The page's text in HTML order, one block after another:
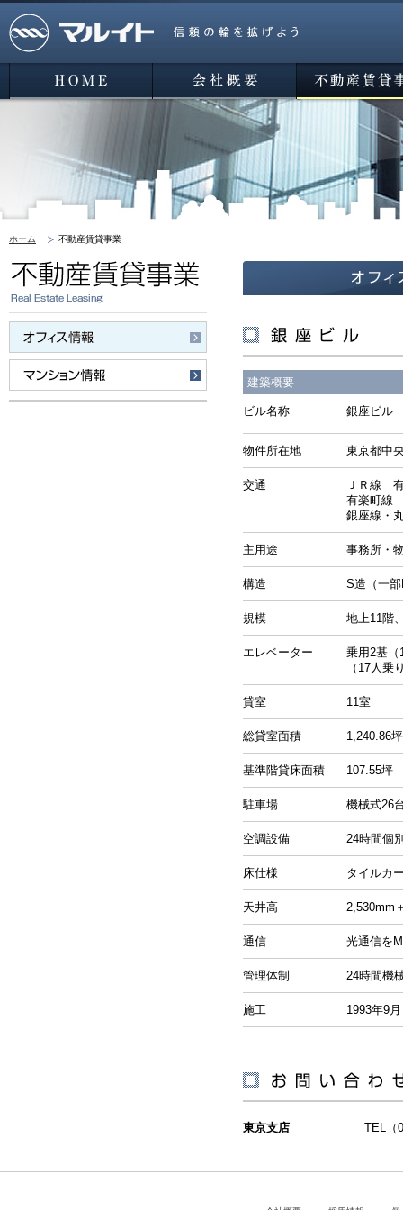
会社概要 不動産賃貸事業
ホーム 不動産賃貸事業
建築概要
ビル名称 銀座ビル
物件所在地 東京都中
交通
ＪＲ線
有楽町線
銀座線・
主用途 事務所・
構造 S造（一
規模 地上11階
エレベーター
乗用2基（
（17人乗
貸室 11室
総貸室面積 1,240.86坪
基準階貸床面積 107.55坪
駐車場 機械式26
空調設備 24時間個
床仕様 タイルカ
天井高 2,530mm
通信 光通信を
管理体制 24時間機
施工 1993年9月
東京支店 TEL（